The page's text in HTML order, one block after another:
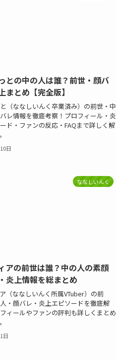
との中の人は誰？前世・顔バ
まとめ【完全版】
（ななしいんく卒業済み）の前世・中
レ情報を徹底考察！プロフィール・炎
ド・ファンの反応・FAQまで詳しく解
日
ななしいんく
アの前世は誰？中の人の素顔
炎上情報を総まとめ
（ななしいんく所属VTuber）の前
・顔バレ・炎上エピソードを徹底解
ィールやファンの評判も詳しくまとめ
日